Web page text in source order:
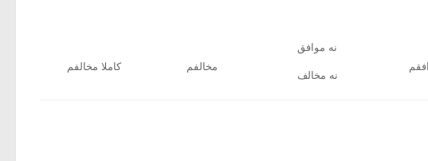
نه موافق
نه مخالف
مخالفم کاملا مخالفم